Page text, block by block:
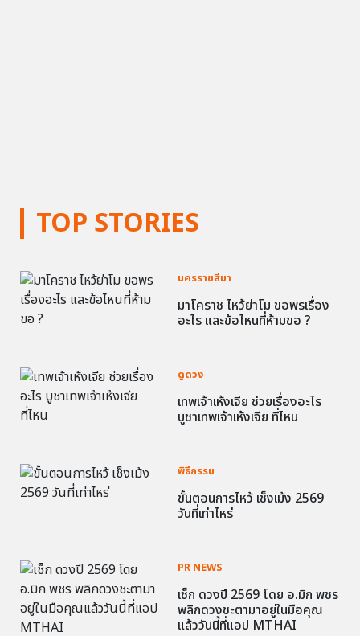
TOP STORIES
นครราชสีมา
มาโคราช ไหว้ย่าโม ขอพรเรื่อง
อะไร และข้อไหนที่ห้ามขอ ?
ดูดวง
เทพเจ้าเห้งเจีย ช่วยเรื่องอะไร
บูชาเทพเจ้าเห้งเจีย ที่ไหน
พิธีกรรม
ขั้นตอนการไหว้ เช็งเม้ง 2569
วันที่เท่าไหร่
PR NEWS
เช็ก ดวงปี 2569 โดย อ.มิก พชร
พลิกดวงชะตามาอยู่ในมือคุณ
แล้ววันนี้ที่แอป MTHAI